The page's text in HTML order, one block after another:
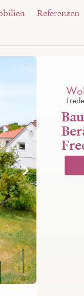
Referenzen